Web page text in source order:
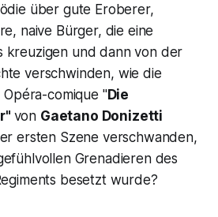
über gute Eroberer,
naive Bürger, die eine
kreuzigen und dann von der
verschwinden, wie die
comique "Die
von Gaetano Donizetti
ersten Szene verschwanden,
Grenadieren des
besetzt wurde?